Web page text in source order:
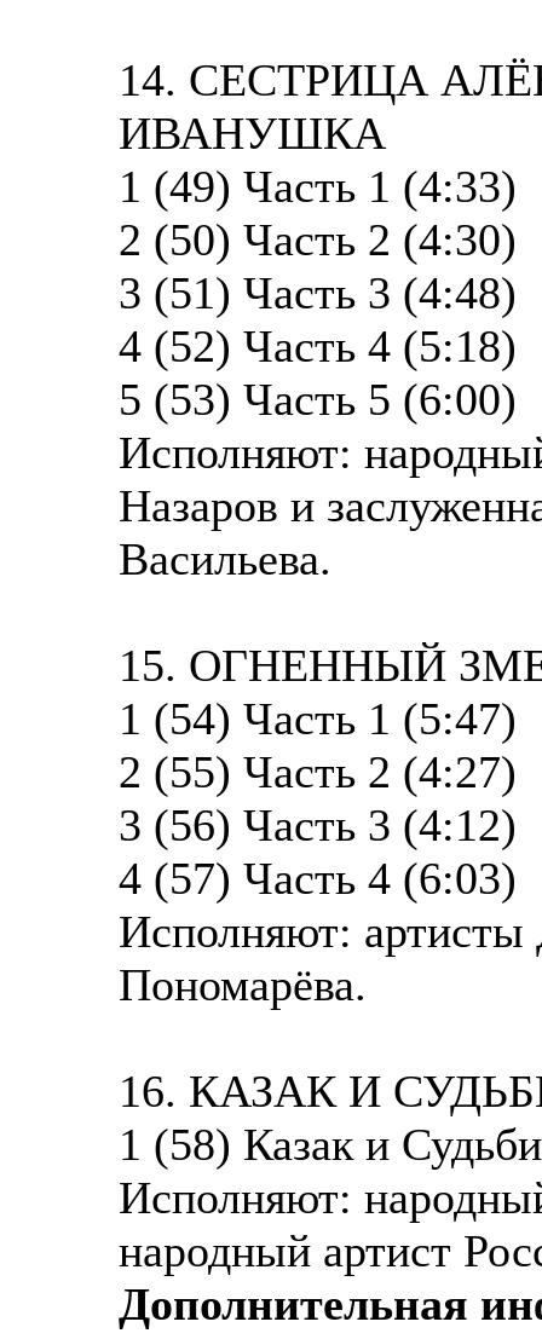
14. СЕСТРИЦА
ИВАНУШКА
1 (49) Часть 1 (4:33)
2 (50) Часть 2 (4:30)
3 (51) Часть 3 (4:48)
4 (52) Часть 4 (5:18)
5 (53) Часть 5 (6:00)
Исполняют:
Назаров и
Васильева.
15. ОГНЕННЫЙ
1 (54) Часть 1 (5:47)
2 (55) Часть 2 (4:27)
3 (56) Часть 3 (4:12)
4 (57) Часть 4 (6:03)
Исполняют:
Пономарёва.
16. КАЗАК И
1 (58) Казак и
Исполняют:
народный артист
Дополнительная